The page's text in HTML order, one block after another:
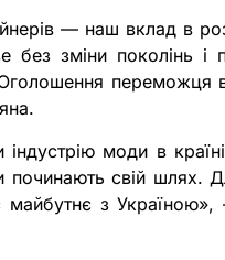
— наш вклад в
без зміни поколінь і
переможця
моди в
починають свій
майбутнє з